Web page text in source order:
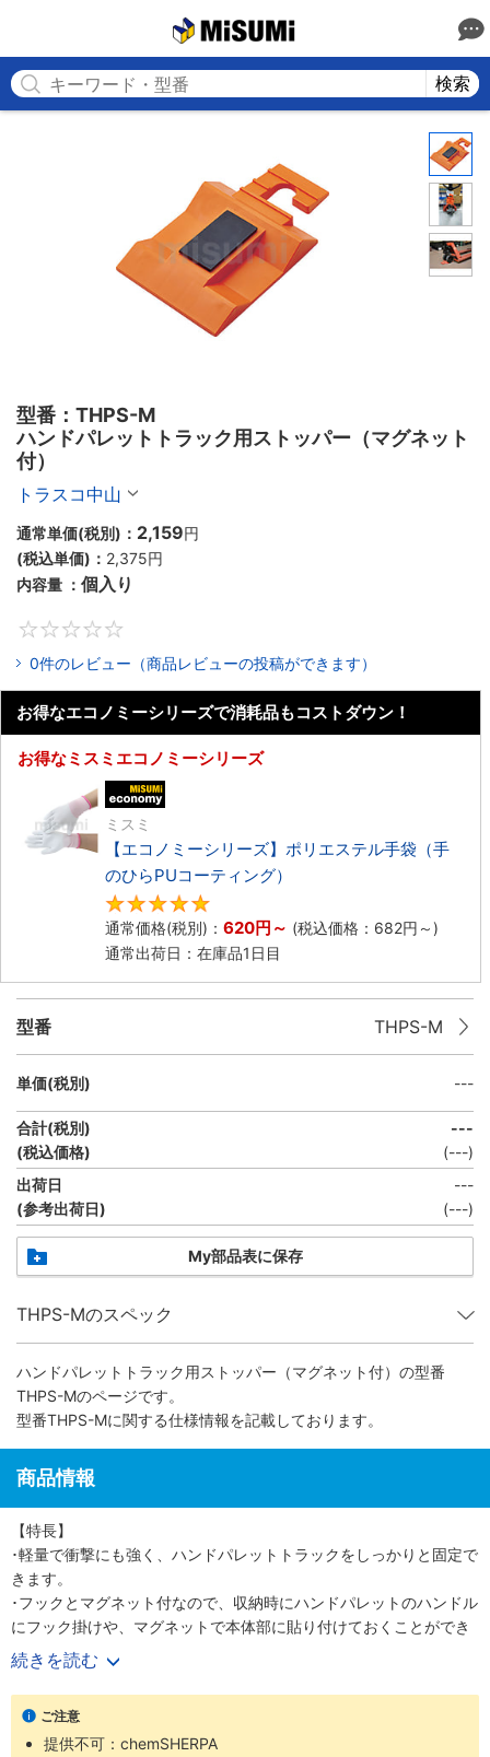
検索
型番：THPS-M
ハンドパレットトラック用ストッパー（マグネット
付）
トラスコ中山
通常単価(税別)： 2,159円
(税込単価)： 2,375円
内容量 ： 個入り
0件のレビュー（商品レビューの投稿ができます）
お得なエコノミーシリーズで消耗品もコストダウン！
お得なミスミエコノミーシリーズ
ミスミ
【エコノミーシリーズ】ポリエステル手袋（手
のひらPUコーティング）
通常価格(税別)： 620円 ～ (税込価格： 682円 ～)
通常出荷日：在庫品1日目
型番 THPS-M
単価(税別) ---
合計(税別)
(税込価格)
---
(---)
出荷日
(参考出荷日)
---
(---)
My部品表に保存
THPS-Mのスペック
ハンドパレットトラック用ストッパー（マグネット付） の型番
THPS-Mのページです。
型番THPS-Mに関する仕様情報を記載しております。
商品情報
【特長】
･軽量で衝撃にも強く、ハンドパレットトラックをしっかりと固定で
きます。
･フックとマグネット付なので、収納時にハンドパレットのハンドル
にフック掛けや、マグネットで本体部に貼り付けておくことができ
ます。
･底面にゴムが付いているので滑り止め効果も高いです。
【用途】
･ハンドパレット用車輪固定ストッパーとして。
【材質】
続きを読む
ご注意
提供不可：chemSHERPA